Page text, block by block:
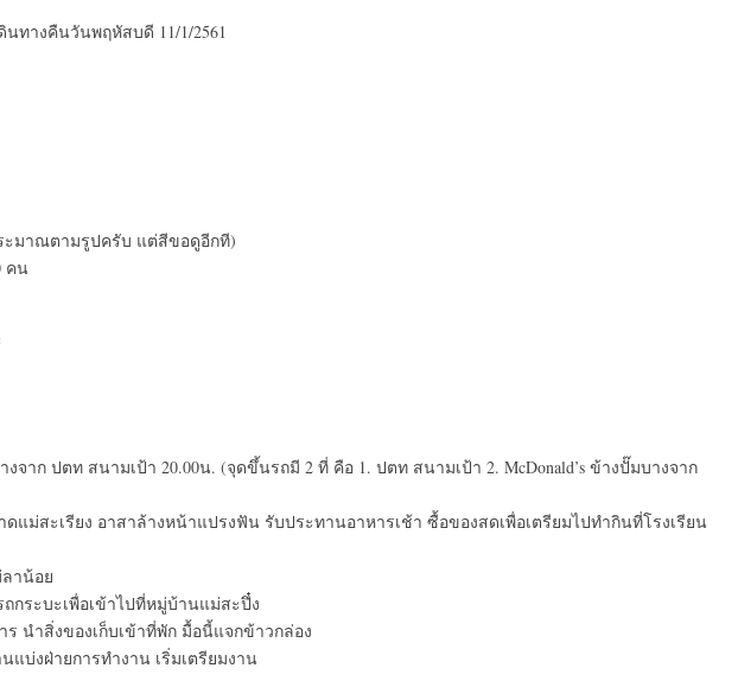
นทางคืนวันพฤหัสบดี 11/1/2561
ะมาณตามรูปครับ แต่สีขอดูอีกที)
คน
งจาก ปตท สนามเป้า 20.00น. (จุดขึ้นรถมี 2 ที่ คือ 1. ปตท สนามเป้า 2. McDonald’s ข้างปั๊มบางจาก
ดแม่สะเรียง อาสาล้างหน้าแปรงฟัน รับประทานอาหารเช้า ซื้อของสดเพื่อเตรียมไปทำกินที่โรงเรียน
ลาน้อย
กระบะเพื่อเข้าไปที่หมู่บ้านแม่สะปึ๋ง
นำสิ่งของเก็บเข้าที่พัก มื้อนี้แจกข้าวกล่อง
แบ่งฝ่ายการทำงาน เริ่มเตรียมงาน